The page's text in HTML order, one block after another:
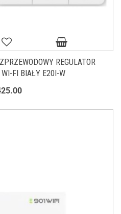
REGULATOR
WI-FI BIAŁY E20I-W